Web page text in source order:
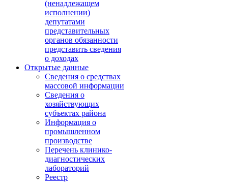
(ненадлежащем
исполнении)
депутатами
представительных
органов обязанности
представить сведения
о доходах
Открытые данные
Сведения о средствах
массовой информации
Сведения о
хозяйствующих
субъектах района
Информация о
промышленном
производстве
Перечень клинико-
диагностических
лабораторий
Реестр